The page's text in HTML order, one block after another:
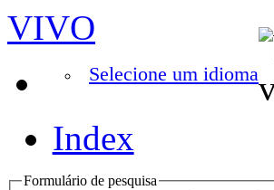
VIVO
Selecione um idioma
Index
Formulário de pesquisa